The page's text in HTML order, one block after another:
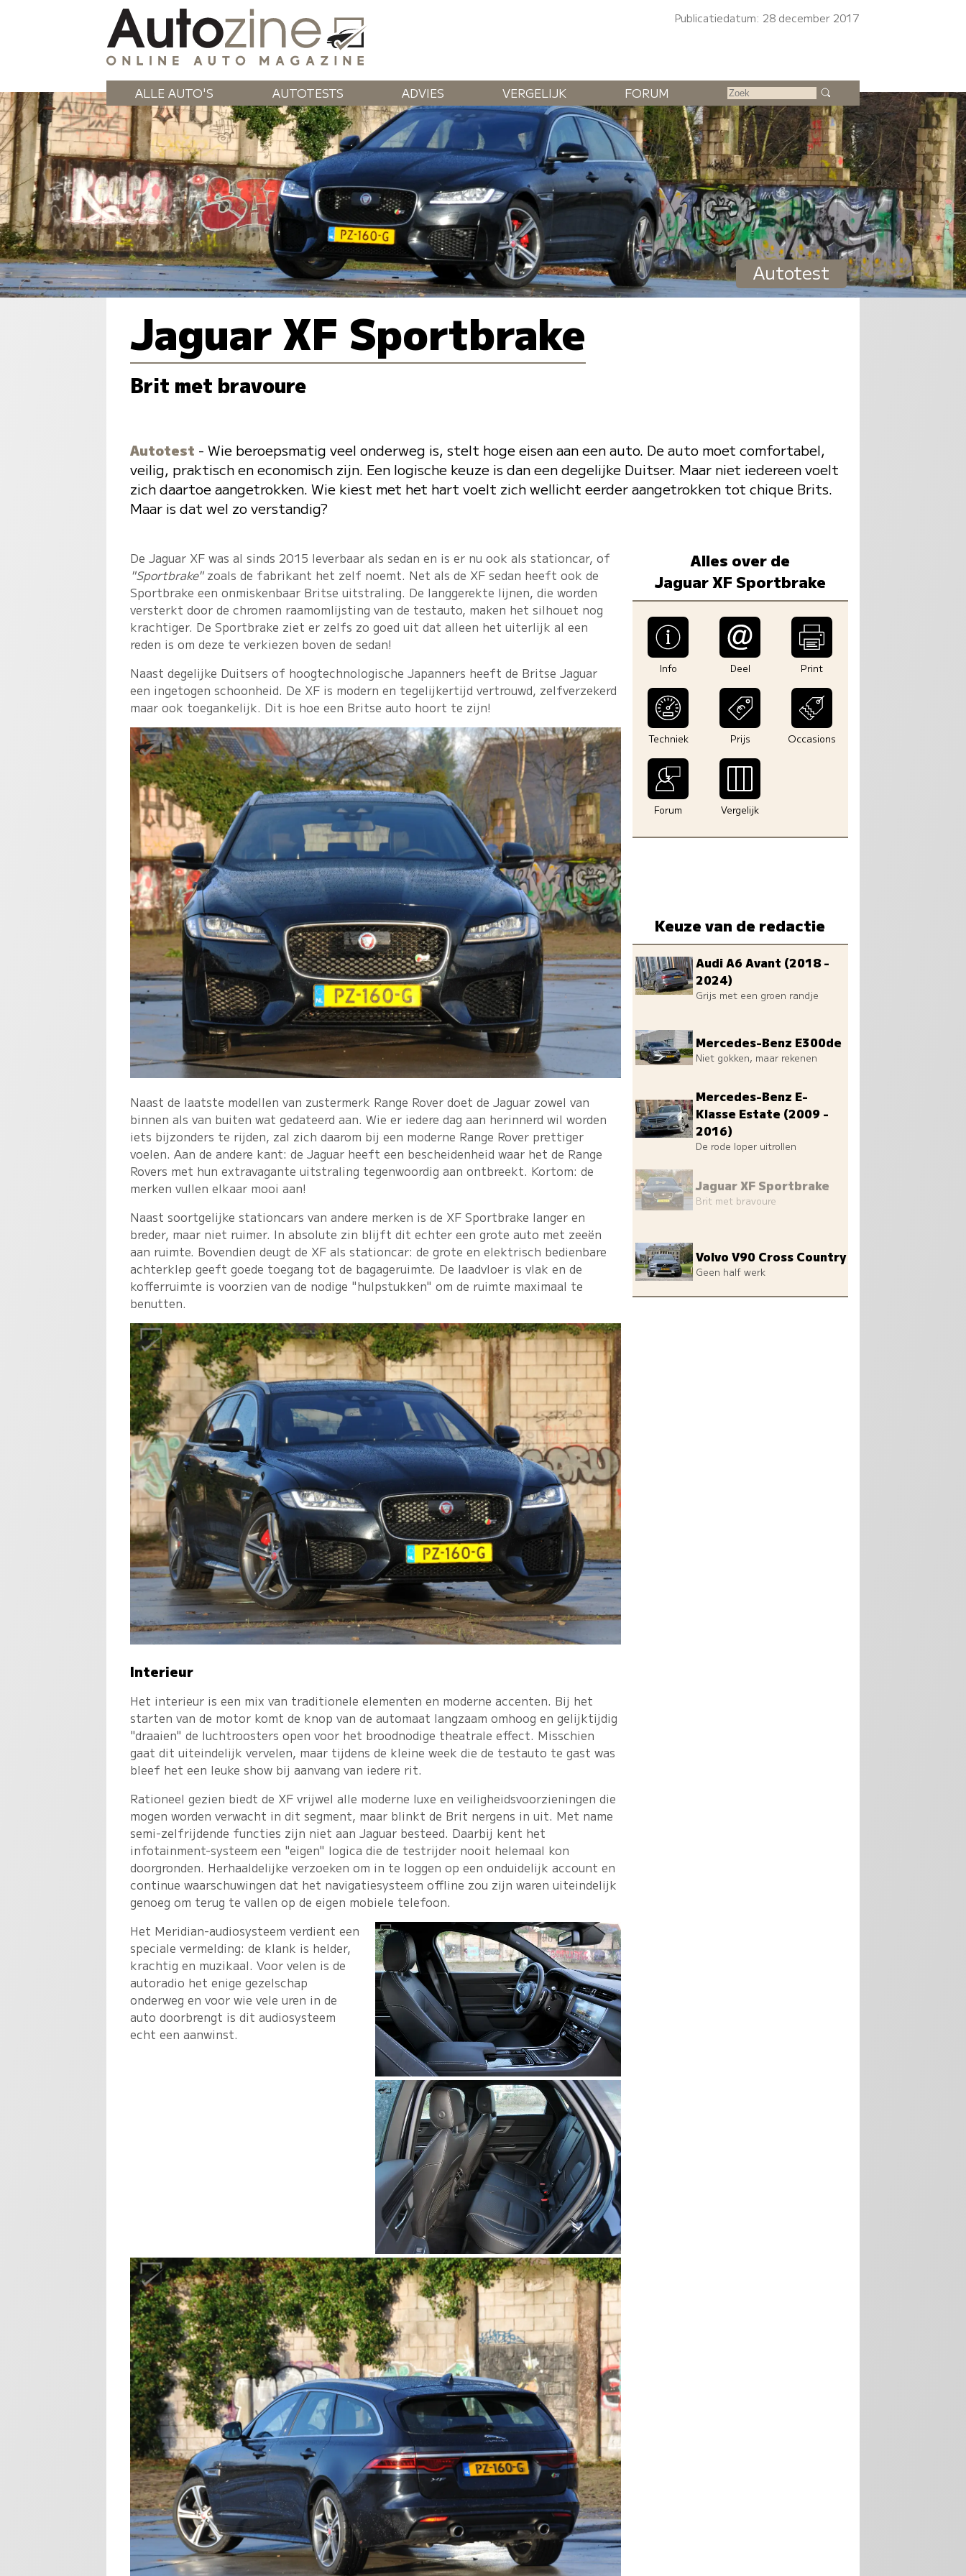
Publicatiedatum: 28 december 2017
ALLE AUTO'S AUTOTESTS ADVIES VERGELIJK FORUM
Autotest
Jaguar XF Sportbrake
Brit met bravoure
Autotest - Wie beroepsmatig veel onderweg is, stelt hoge eisen aan een auto. De auto moet comfortabel,
veilig, praktisch en economisch zijn. Een logische keuze is dan een degelijke Duitser. Maar niet iedereen voelt
zich daartoe aangetrokken. Wie kiest met het hart voelt zich wellicht eerder aangetrokken tot chique Brits.
Maar is dat wel zo verstandig?
De Jaguar XF was al sinds 2015 leverbaar als sedan en is er nu ook als stationcar, of
"Sportbrake"zoals de fabrikant het zelf noemt. Net als de XF sedan heeft ook de
Sportbrake een onmiskenbaar Britse uitstraling. De langgerekte lijnen, die worden
versterkt door de chromen raamomlijsting van de testauto, maken het silhouet nog
krachtiger. De Sportbrake ziet er zelfs zo goed uit dat alleen het uiterlijk al een
reden is om deze te verkiezen boven de sedan!
Naast degelijke Duitsers of hoogtechnologische Japanners heeft de Britse Jaguar
een ingetogen schoonheid. De XF is modern en tegelijkertijd vertrouwd, zelfverzekerd
maar ook toegankelijk. Dit is hoe een Britse auto hoort te zijn!
Naast de laatste modellen van zustermerk Range Rover doet de Jaguar zowel van
binnen als van buiten wat gedateerd aan. Wie er iedere dag aan herinnerd wil worden
iets bijzonders te rijden, zal zich daarom bij een moderne Range Rover prettiger
voelen. Aan de andere kant: de Jaguar heeft een bescheidenheid waar het de Range
Rovers met hun extravagante uitstraling tegenwoordig aan ontbreekt. Kortom: de
merken vullen elkaar mooi aan!
Naast soortgelijke stationcars van andere merken is de XF Sportbrake langer en
breder, maar niet ruimer. In absolute zin blijft dit echter een grote auto met zeeën
aan ruimte. Bovendien deugt de XF als stationcar: de grote en elektrisch bedienbare
achterklep geeft goede toegang tot de bagageruimte. De laadvloer is vlak en de
kofferruimte is voorzien van de nodige "hulpstukken" om de ruimte maximaal te
benutten.
Interieur
Het interieur is een mix van traditionele elementen en moderne accenten. Bij het
starten van de motor komt de knop van de automaat langzaam omhoog en gelijktijdig
"draaien" de luchtroosters open voor het broodnodige theatrale effect. Misschien
gaat dit uiteindelijk vervelen, maar tijdens de kleine week die de testauto te gast was
bleef het een leuke show bij aanvang van iedere rit.
Rationeel gezien biedt de XF vrijwel alle moderne luxe en veiligheidsvoorzieningen die
mogen worden verwacht in dit segment, maar blinkt de Brit nergens in uit. Met name
semi-zelfrijdende functies zijn niet aan Jaguar besteed. Daarbij kent het
infotainment-systeem een "eigen" logica die de testrijder nooit helemaal kon
doorgronden. Herhaaldelijke verzoeken om in te loggen op een onduidelijk account en
continue waarschuwingen dat het navigatiesysteem offline zou zijn waren uiteindelijk
genoeg om terug te vallen op de eigen mobiele telefoon.
Het Meridian-audiosysteem verdient een
speciale vermelding: de klank is helder,
krachtig en muzikaal. Voor velen is de
autoradio het enige gezelschap
onderweg en voor wie vele uren in de
auto doorbrengt is dit audiosysteem
echt een aanwinst.
Alles over de
Jaguar XF Sportbrake
Info Deel Print
Techniek Prijs Occasions
Forum Vergelijk
Keuze van de redactie
Audi A6 Avant (2018 -
2024)
Grijs met een groen randje
Mercedes-Benz E300de
Niet gokken, maar rekenen
Mercedes-Benz E-
Klasse Estate (2009 -
2016)
De rode loper uitrollen
Jaguar XF Sportbrake
Brit met bravoure
Volvo V90 Cross Country
Geen half werk